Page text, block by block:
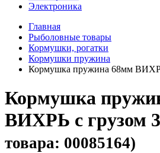
Электроника
Главная
Рыболовные товары
Кормушки, рогатки
Кормушки пружина
Кормушка пружина 68мм
Кормушка
ВИХРЬ с грузом
товара: 00085164)